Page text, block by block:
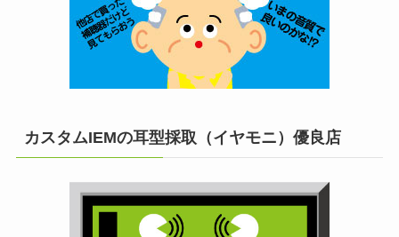
カスタムIEMの耳型採取（イヤモニ）優良店